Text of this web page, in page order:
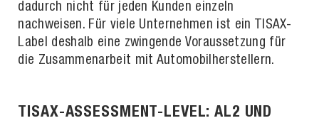
dadurch nicht für jeden Kunden einzeln
nachweisen. Für viele Unternehmen ist ein TISAX-
Label deshalb eine zwingende Voraussetzung für
die Zusammenarbeit mit Automobilherstellern.
TISAX-ASSESSMENT-LEVEL: AL2 UND